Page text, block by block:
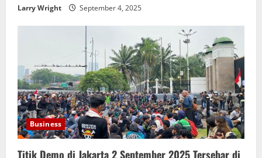
Larry Wright September 4, 2025
Business
Titik Demo di Jakarta 2 September 2025 Tersebar di